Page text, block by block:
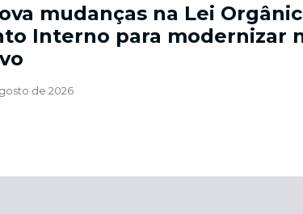
mudanças na Lei
Interno para modernizar
de 2026